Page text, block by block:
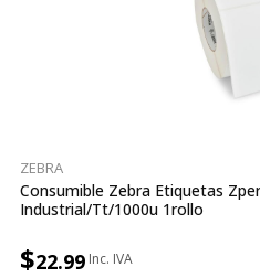
ZEBRA
Consumible Zebra Etiquetas
Industrial/tt/1000u 1rollo
$22.99